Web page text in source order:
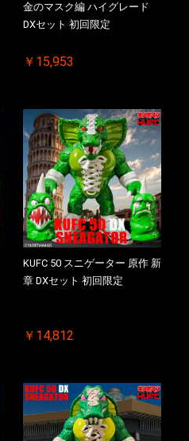
金のマスク編 ハイグレード
DXセット 初回限定
￥15,953
KUFC 50 スニゲーター 原作 新
章 DXセット 初回限定
￥14,812